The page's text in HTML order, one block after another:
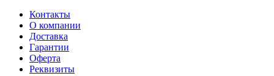
Контакты
О компании
Доставка
Гарантии
Оферта
Реквизиты